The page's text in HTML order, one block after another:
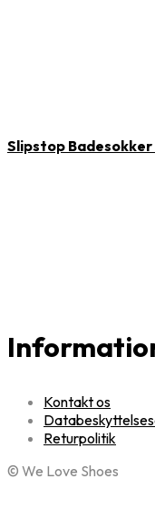
Slipstop Badesokker
Kontakt os
Returpolitik
© We Love Shoes